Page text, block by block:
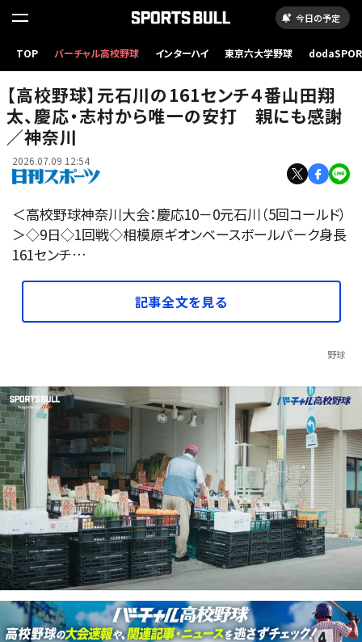
今日の予定
TOP バーチャル高校野球 インターハイ 東京六大学野球
は母亜矢子さん
【高校野球】元石川の161センチ４番山田翔
太、慶応・志村から唯一の安打 親にも感謝
／神奈川
2026.07.09 12:54
＜高校野球神奈川大会：慶応10－0元石川（5回コールド）
＞◇9日◇1回戦◇相模原ギオンベースボールパーク身長
161センチ…
記事全文を見る
野球